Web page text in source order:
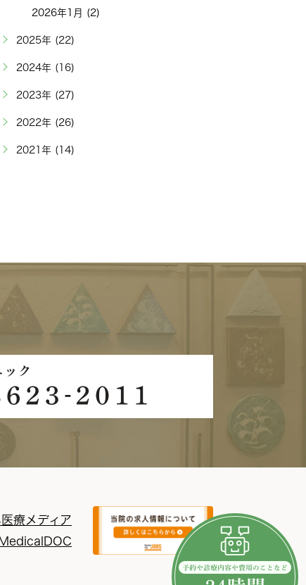
2026年1月 (2)
2025年 (22)
2024年 (16)
2023年 (27)
2022年 (26)
2021年 (14)